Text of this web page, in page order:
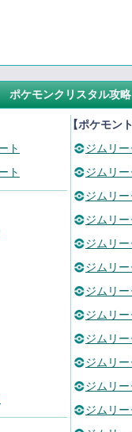
ポケモンクリスタル攻略
ト
ト
【ポケモン
ジムリー
ジムリ
ジムリ
ジムリ
ジムリ
ジムリ
ジムリ
ジムリ
ジムリ
ジムリ
ジムリー
ジムリ